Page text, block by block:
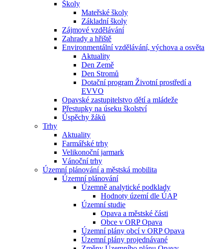
Školy
Mateřské školy
Základní školy
Zájmové vzdělávání
Zahrady a hřiště
Environmentální vzdělávání, výchova a osvěta
Aktuality
Den Země
Den Stromů
Dotační program Životní prostředí a
EVVO
Opavské zastupitelstvo dětí a mládeže
Přestupky na úseku školství
Úspěchy žáků
Trhy
Aktuality
Farmářské trhy
Velikonoční jarmark
Vánoční trhy
Územní plánování a městská mobilita
Územní plánování
Územně analytické podklady
Hodnoty území dle ÚAP
Územní studie
Opava a městské části
Obce v ORP Opava
Územní plány obcí v ORP Opava
Územní plány projednávané